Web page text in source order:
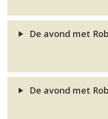
De avond met
De avond met